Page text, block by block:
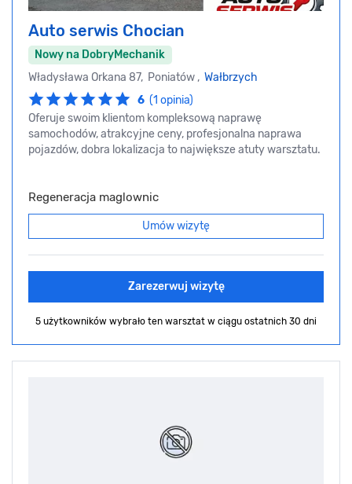
Auto serwis Chocian
Nowy na DobryMechanik
Władysława Orkana 87, Poniatów , Wałbrzych
6 (1 opinia)
Oferuje swoim klientom kompleksową naprawę
samochodów, atrakcyjne ceny, profesjonalna naprawa
pojazdów, dobra lokalizacja to największe atuty warsztatu.
Regeneracja maglownic
Umów wizytę
Zarezerwuj wizytę
5 użytkowników wybrało ten warsztat w ciągu ostatnich 30 dni